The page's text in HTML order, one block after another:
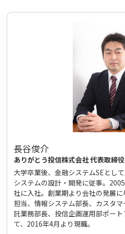
長谷俊介
ありがとう投信株式会社 代表取締
大学卒業後、金融システムSEとし
システムの設計・開発に従事。
社に入社。創業期より会社の発展
担当、情報システム部長、カスタ
託業務部長、投信企画運用部ポー
て、2016年4月より現職。